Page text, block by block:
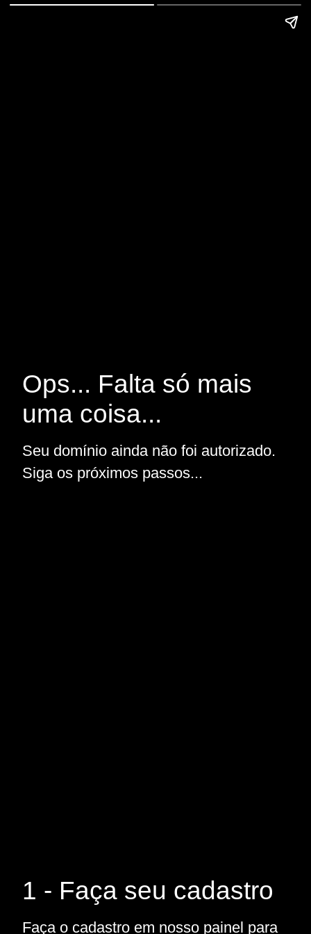
Ops... Falta só mais
uma coisa...
Seu domínio ainda não foi autorizado.
Siga os próximos passos...
1 - Faça seu cadastro
Faça o cadastro em nosso painel para